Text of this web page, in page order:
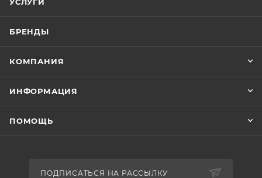
БРЕНДЫ
КОМПАНИЯ
ИНФОРМАЦИЯ
ПОМОЩЬ
ПОДПИСАТЬСЯ НА РАССЫЛКУ